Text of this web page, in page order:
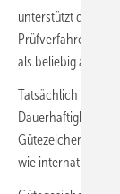
unterstützt durch
Prüfverfahren.
als beliebig
Tatsächlich
Dauerhaftigkeit je
Gütezeichen
wie international